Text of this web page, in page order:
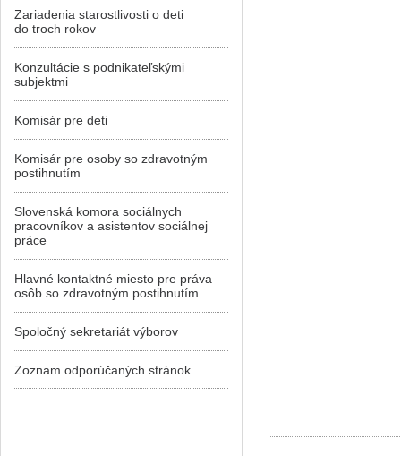
Zariadenia starostlivosti o deti
do troch rokov
Konzultácie s podnikateľskými
subjektmi
Komisár pre deti
Komisár pre osoby so zdravotným
postihnutím
Slovenská komora sociálnych
pracovníkov a asistentov sociálnej
práce
Hlavné kontaktné miesto pre práva
osôb so zdravotným postihnutím
Spoločný sekretariát výborov
Zoznam odporúčaných stránok